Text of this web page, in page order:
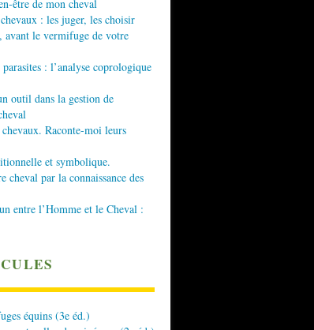
être de mon cheval
: les juger, les choisir
avant le vermifuge de votre
: l’analyse coprologique
outil dans la gestion de
Raconte-moi leurs
et symbolique.
cheval par la connaissance des
entre l’Homme et le Cheval :
équins (3e éd.)